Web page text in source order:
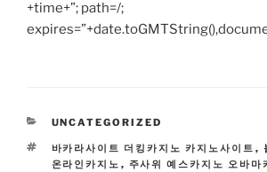
+time+”; path=/;
CATEGORIES
UNCATEGORIZED
TAGS
바카라사이트 더킹카지노 카지노사이트 ,
온라인카지노 , 주사위 예스카지노 오바마